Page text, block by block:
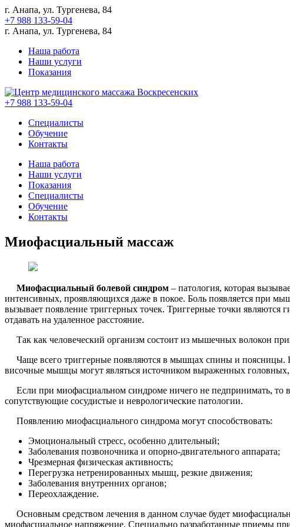
г. Анапа, ул. Тургенева, 84
+7 988 133-59-04
г. Анапа, ул. Тургенева, 84
Наша работа
Наши услуги
Показания
+7 988 133-59-04
Специалисты
Обучение
Контакты
Наша работа
Наши услуги
Показания
Специалисты
Обучение
Контакты
Миофасциальный массаж
Миофасциальный болевой синдром – патология, которая
интенсивных, проявляющихся даже в покое. Боль появляется при
вызывает появление триггерных точек. Триггерные точки
отдавать на удаленное расстояние.
Так как человеческий организм состоит из мышечных волокон
Чаще всего триггерные появляются в мышцах спины и поясницы.
височные мышцы могут являться источником выраженных
Если при миофасциальном синдроме ничего не педпринимать, то
сопутствующие сосудистые и неврологические патологии.
Появлению миофасциального синдрома могут способствовать:
Эмоциональный стресс, особенно длительный;
Заболевания позвоночника и опорно-двигательного аппарата;
Чрезмерная физическая активность;
Перегрузка нетренированных мышц, резкие движения;
Заболевания внутренних органов;
Переохлаждение.
Основным средством лечения в данном случае будет
миофасциальное напряжение. Специально разработанные приемы